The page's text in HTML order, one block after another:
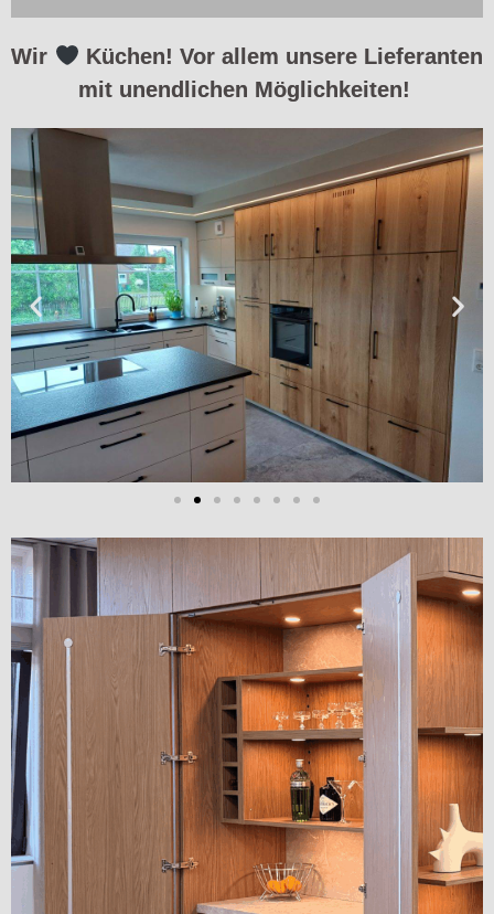
Wir
Küchen! Vor allem unsere Lieferanten
mit unendlichen Möglichkeiten!